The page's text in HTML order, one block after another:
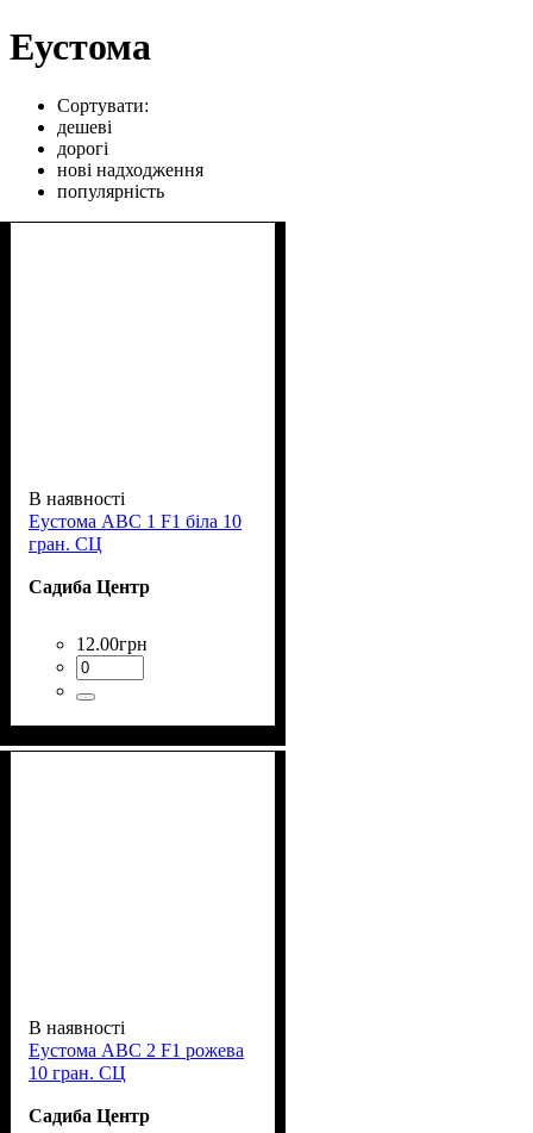
Еустома
Сортувати:
дешеві
дорогі
нові надходження
популярність
В наявності
Еустома АВС 1 F1 біла 10
гран. СЦ
Садиба Центр
12.00грн
В наявності
Еустома АВС 2 F1 рожева
10 гран. СЦ
Садиба Центр